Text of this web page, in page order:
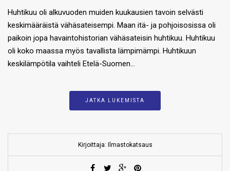
Huhtikuu oli alkuvuoden muiden kuukausien tavoin selvästi
keskimääräistä vähäsateisempi. Maan itä- ja pohjoisosissa oli
paikoin jopa havaintohistorian vähäsateisin huhtikuu. Huhtikuu
oli koko maassa myös tavallista lämpimämpi. Huhtikuun
keskilämpötila vaihteli Etelä-Suomen…
JATKA LUKEMISTA
Kirjoittaja: Ilmastokatsaus